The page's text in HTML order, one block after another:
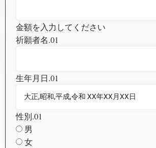
金額を入力してください
祈願者名.01
生年月日.01
性別.01
男
女